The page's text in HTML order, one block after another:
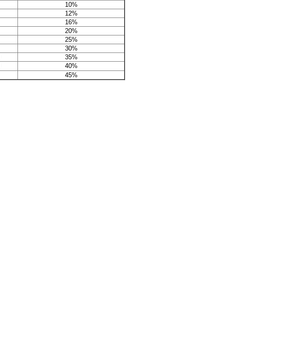
10%
12%
16%
20%
25%
30%
35%
40%
45%